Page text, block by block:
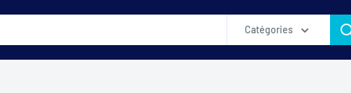
Catégories